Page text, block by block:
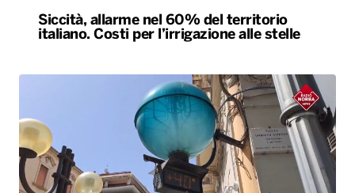
Siccità, allarme nel 60% del territorio
italiano. Costi per l’irrigazione alle stelle